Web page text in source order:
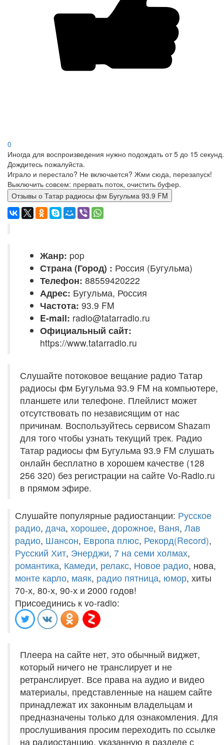
0
Иногда для воспроизведения нужно подождать от 5 до 15 секунд.
Дождитесь пожалуйста.
Играло и перестало? Не включается? Жми сюда, перезапуск!
Выключить совсем: прервать поток, очистить буфер.
Отзывы о Татар радиосы фм Бугульма 93.9 FM
Жанр: pop
Страна (Город) : Россия (Бугульма)
Телефон: 88559420222
Адрес: Бугульма, Россия
Частота: 93.9 FM
E-mail: radio@tatarradio.ru
Официальный сайт:
https://www.tatarradio.ru
Слушайте потоковое вещание радио Татар
радиосы фм Бугульма 93.9 FM на компьютере,
планшете или телефоне. Плейлист может
отсутствовать по независящим от нас
причинам. Воспользуйтесь сервисом Shazam
для того чтобы узнать текущий трек. Радио
Татар радиосы фм Бугульма 93.9 FM слушать
онлайн бесплатно в хорошем качестве (128
256 320) без регистрации на сайте Vo-Radio.ru
в прямом эфире.
Слушайте популярные радиостанции: Русское
радио, дача, хорошее, дорожное, Ваня, Лав
радио, Шансон, Европа плюс, Рекорд(Record),
Русский Хит, Энерджи, 7 на семи холмах,
романтика, Камеди, релакс, Новое радио, нова,
монте карло, маяк, радио пятница, юмор, хиты
70-х, 80-х, 90-х и 2000 годов!
Присоединись к vo-radio:
Плеера на сайте нет, это обычный виджет,
который ничего не транслирует и не
ретранслирует. Все права на аудио и видео
материалы, представленные на нашем сайте
принадлежат их законным владельцам и
предназначены только для ознакомления. Для
прослушивания просим переходить по ссылке
на радиостанцию, указанную в разделе с